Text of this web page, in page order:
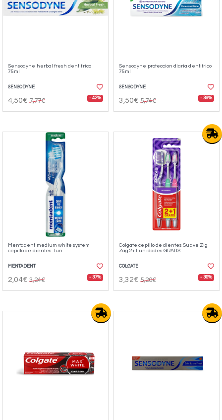
Sensodyne herbal fresh dentifrico
75ml
SENSODYNE
4,50€ 7,77€ - 42%
Sensodyne proteccion diaria dentifrico
75ml
SENSODYNE
3,50€ 5,74€ - 39%
Mentadent medium white system
cepillo de dientes 1un
MENTADENT
2,04€ 3,24€ - 37%
Colgate cepillo de dientes Suave Zig
Zag 2+1 unidades GRATIS
COLGATE
3,32€ 5,20€ - 36%